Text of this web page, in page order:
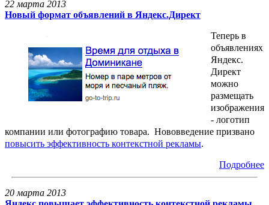
22 марта 2013
Новый формат объявлений в Яндекс.Директ
Теперь в
объявлениях
Яндекс.
Директ
можно
размещать
изображения
- логотип
компании или фотографию товара. Нововведение призвано
повысить эффективность контекстной рекламы.
Подробнее
20 марта 2013